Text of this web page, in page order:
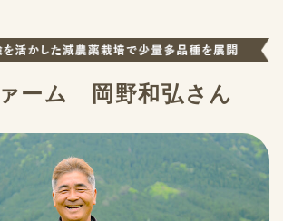
ーム 岡野和弘さん